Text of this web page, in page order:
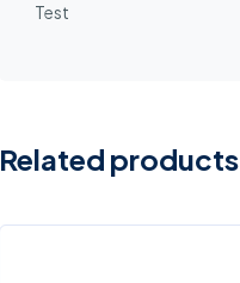
Test
Related products